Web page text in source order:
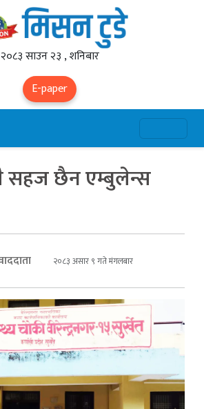
२०८३ साउन २३ , शनिबार
E-paper
सहज छैन एम्बुलेन्स
२०८३ असार ९ गते मंगलबार